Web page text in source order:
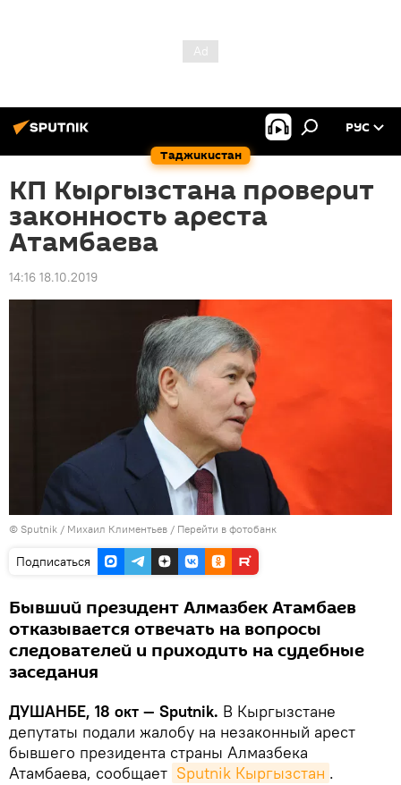
Таджикистан
РУС
КП Кыргызстана проверит
законность ареста
Атамбаева
14:16 18.10.2019
© Sputnik / Михаил Климентьев / Перейти в фотобанк
Подписаться
Бывший президент Алмазбек Атамбаев
отказывается отвечать на вопросы
следователей и приходить на судебные
заседания
ДУШАНБЕ, 18 окт — Sputnik. В Кыргызстане
депутаты подали жалобу на незаконный арест
бывшего президента страны Алмазбека
Атамбаева, сообщает Sputnik Кыргызстан .